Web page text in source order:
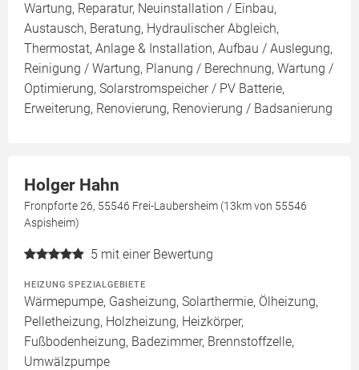
Wartung, Reparatur, Neuinstallation / Einbau,
Austausch, Beratung, Hydraulischer Abgleich,
Thermostat, Anlage & Installation, Aufbau / Auslegung,
Reinigung / Wartung, Planung / Berechnung, Wartung /
Optimierung, Solarstromspeicher / PV Batterie,
Erweiterung, Renovierung, Renovierung / Badsanierung
Holger Hahn
Fronpforte 26, 55546 Frei-Laubersheim (13km von 55546
Aspisheim)
5 mit einer Bewertung
HEIZUNG SPEZIALGEBIETE
Wärmepumpe, Gasheizung, Solarthermie, Ölheizung,
Pelletheizung, Holzheizung, Heizkörper,
Fußbodenheizung, Badezimmer, Brennstoffzelle,
Umwälzpumpe